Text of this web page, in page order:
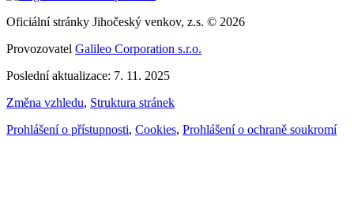
Oficiální stránky Jihočeský venkov, z.s. © 2026
Provozovatel Galileo Corporation s.r.o.
Poslední aktualizace: 7. 11. 2025
Změna vzhledu, Struktura stránek
Prohlášení o přístupnosti, Cookies, Prohlášení o ochraně soukromí